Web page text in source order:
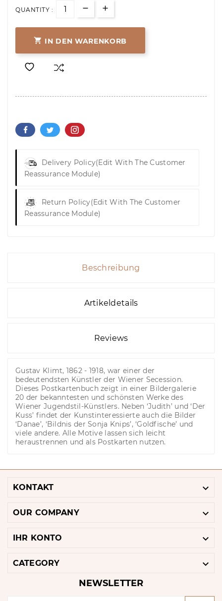
QUANTITY :
 IN DEN WARENKORB
Delivery Policy(edit With The Customer
Reassurance Module)
Return Policy(edit With The Customer
Reassurance Module)
Beschreibung
Artikeldetails
Reviews
Gustav Klimt, 1862 - 1918, war einer der
bedeutendsten Künstler der Wiener Secession.
Dieses Postkartenbuch zeigt in einer Bildergalerie
20 der bekanntesten und schönsten Werke des
Wiener Jugendstil-Künstlers. Neben ‘Judith’ und ‘Der
Kuss’ findet der Kunstinteressierte auch die Bilder
‘Danae’, ‘Bildnis der Sonja Knips’, ‘Goldfische’ und
viele andere. Alle Motive lassen sich leicht
heraustrennen und als Postkarten nutzen.
KONTAKT 
OUR COMPANY 
IHR KONTO 
CATEGORY 
NEWSLETTER